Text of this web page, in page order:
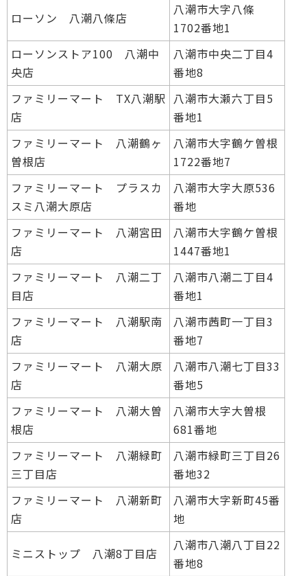
ローソン 八潮八條店
八潮市大字八條
1702番地1
ローソンストア100 八潮中
央店
八潮市中央二丁目4
番地8
ファミリーマート TX八潮駅
店
八潮市大瀬六丁目5
番地1
ファミリーマート 八潮鶴ヶ
曽根店
八潮市大字鶴ケ曽根
1722番地7
ファミリーマート プラスカ
スミ八潮大原店
八潮市大字大原536
番地
ファミリーマート 八潮宮田
店
八潮市大字鶴ケ曽根
1447番地1
ファミリーマート 八潮二丁
目店
八潮市八潮二丁目4
番地1
ファミリーマート 八潮駅南
店
八潮市茜町一丁目3
番地7
ファミリーマート 八潮大原
店
八潮市八潮七丁目33
番地5
ファミリーマート 八潮大曽
根店
八潮市大字大曽根
681番地
ファミリーマート 八潮緑町
三丁目店
八潮市緑町三丁目26
番地32
ファミリーマート 八潮新町
店
八潮市大字新町45番
地
ミニストップ 八潮8丁目店
八潮市八潮八丁目22
番地8